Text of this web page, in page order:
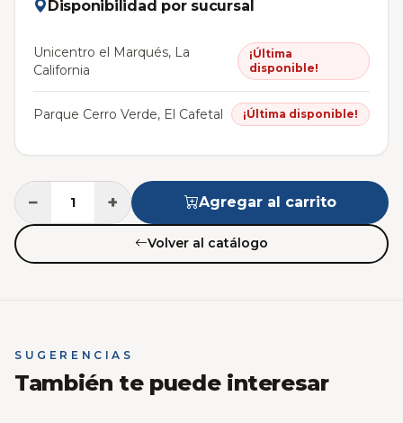
Disponibilidad por sucursal
Unicentro el Marqués, La
California
¡Última
disponible!
Parque Cerro Verde, El Cafetal ¡Última disponible!
− + Agregar al carrito
Volver al catálogo
SUGERENCIAS
También te puede interesar